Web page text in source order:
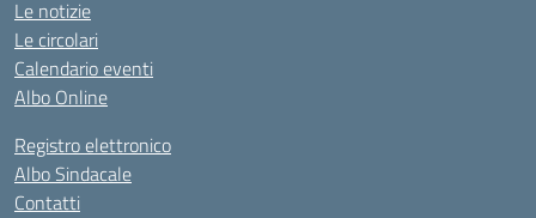
Le notizie
Le circolari
Calendario eventi
Albo Online
Registro elettronico
Albo Sindacale
Contatti